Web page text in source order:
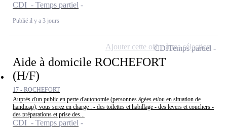
CDI - Temps partiel
Publié il y a 3 jours
Aide à domicile ROCHEFORT
(H/F)
17 - ROCHEFORT
Auprès d'un public en perte d'autonomie (personnes âgées et/ou en situation de
handicap), vous serez en charge : - des toilettes et habillage - des levers et couchers -
des préparations et prise des...
CDI - Temps partiel
CDITemps partiel
Ajouter cette offre à ma sélection